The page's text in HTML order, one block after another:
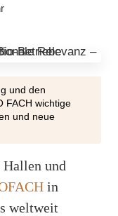
und den
FACH wichtige
und neue
und
in
weltweit